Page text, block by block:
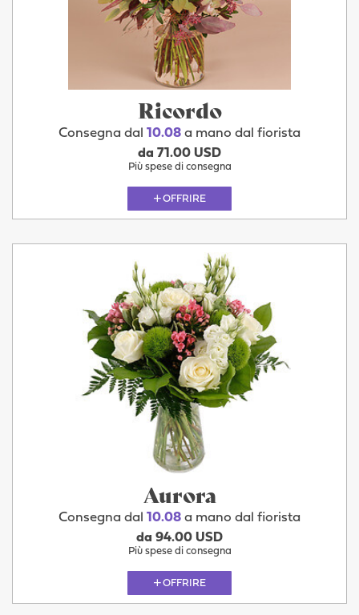
Ricordo
Consegna dal 10.08 a mano dal fiorista
da 71.00 USD
Più spese di consegna
OFFRIRE
Aurora
Consegna dal 10.08 a mano dal fiorista
da 94.00 USD
Più spese di consegna
OFFRIRE